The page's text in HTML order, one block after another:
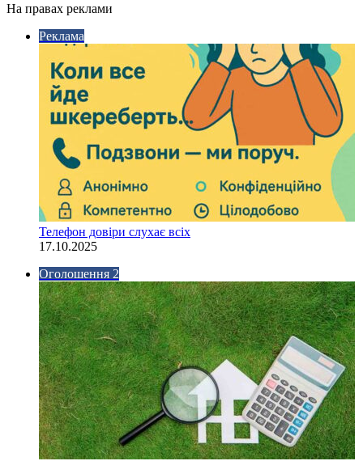
На правах реклами
Реклама
Телефон довіри слухає всіх
17.10.2025
Оголошення 2